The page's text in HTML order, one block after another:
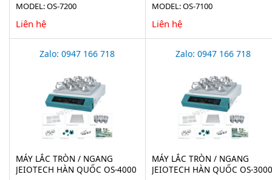
MODEL: OS-7200
Liên hệ
MODEL: OS-7100
Liên hệ
Zalo: 0947 166 718
MÁY LẮC TRÒN / NGANG
JEIOTECH HÀN QUỐC OS-4000
Zalo: 0947 166 718
MÁY LẮC TRÒN / NGANG
JEIOTECH HÀN QUỐC OS-3000